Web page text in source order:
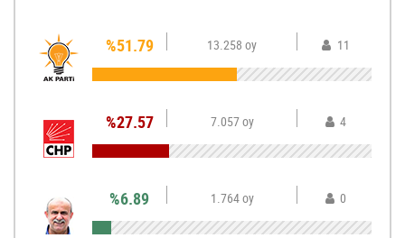
%51.79 13.258 oy 11
%27.57 7.057 oy 4
%6.89 1.764 oy 0